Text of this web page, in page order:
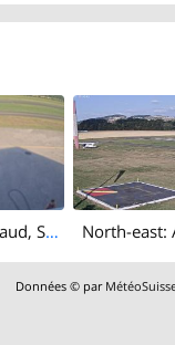
Airfield - Vaud, Switzerland: Parking
Données © par